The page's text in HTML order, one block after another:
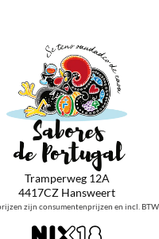
Tramperweg 12A
4417CZ Hansweert
zijn consumentenprijzen en incl. BTW